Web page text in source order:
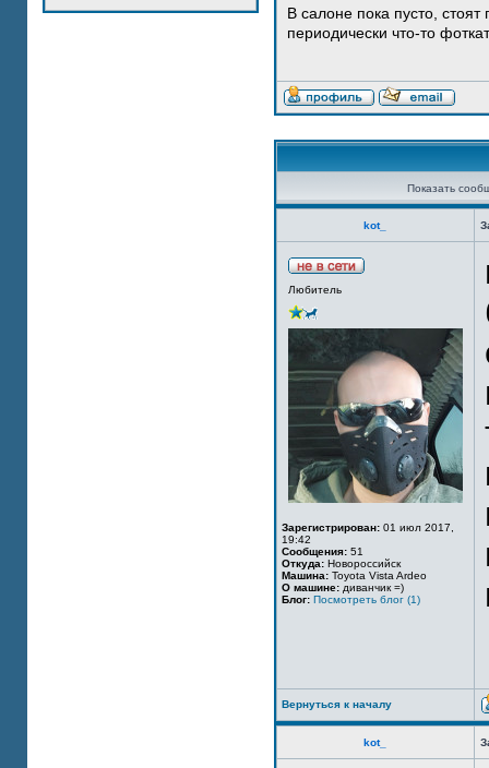
В салоне пока пусто,
периодически что-то
Показать
kot_
Любитель
Зарегистрирован: 01 июл 2017,
19:42
Сообщения: 51
Откуда: Новороссийск
Машина: Toyota Vista Ardeo
О машине: диванчик =)
Блог: Посмотреть блог (1)
Вернуться к началу
kot_